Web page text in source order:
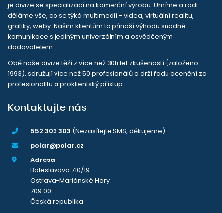
je divize se specializací na komerční výrobu. Umíme a rádi
děláme vše, co se týká multimedií - videa, virtuální realitu,
grafiky, weby. Našim klientům to přináší výhodu snadné
komunikace s jediným univerzálním a osvědčeným
dodavatelem.
Obě naše divize těží z více než 30ti let zkušeností (založeno
1993), sdružují více než 50 profesionálů a drží řadu ocenění za
profesionalitu a proklientský přístup.
Kontaktujte nás
552 303 303 (Nezasílejte SMS, děkujeme)
polar@polar.cz
Adresa:
Boleslavova 710/19
Ostrava-Mariánské Hory
709 00
Česká republika